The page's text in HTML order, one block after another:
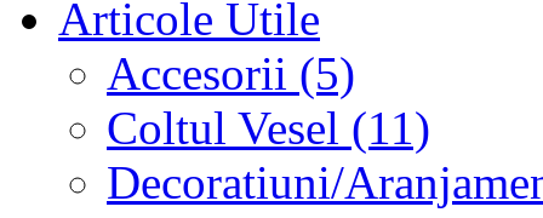
Articole Utile
Accesorii (5)
Coltul Vesel (11)
Decoratiuni/